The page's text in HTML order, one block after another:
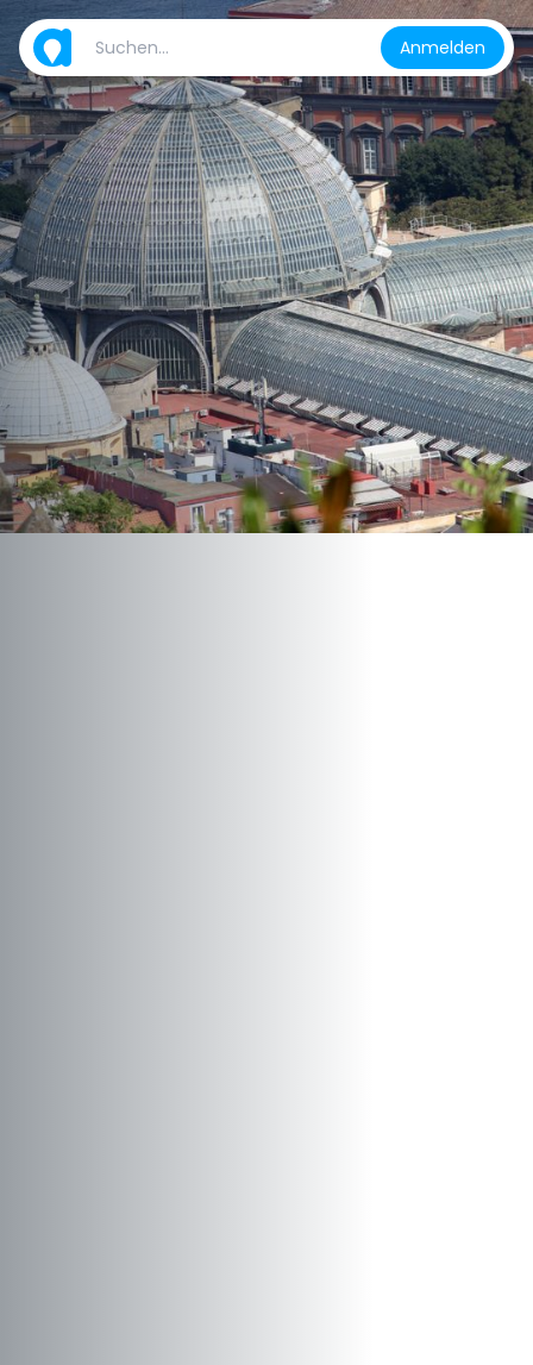
Anmelden